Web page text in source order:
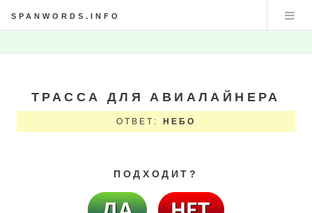
SPANWORDS.INFO
ТРАССА ДЛЯ АВИАЛАЙНЕРА
ОТВЕТ: НЕБО
ПОДХОДИТ?